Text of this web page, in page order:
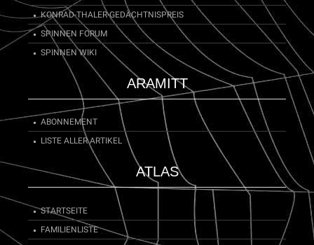
KONRAD-THALER-GEDÄCHTNISPREIS
SPINNEN FORUM
SPINNEN WIKI
ARAMITT
ABONNEMENT
LISTE ALLER ARTIKEL
ATLAS
STARTSEITE
FAMILIENLISTE